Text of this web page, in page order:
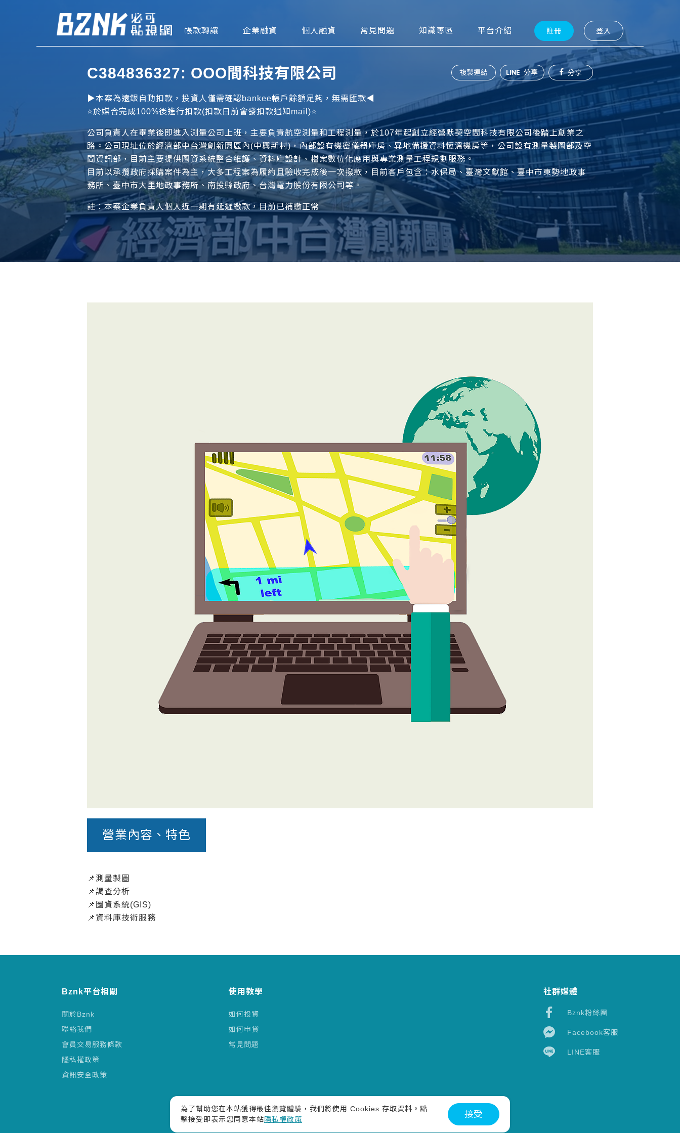
帳款轉讓 企業融資 個人融資 常見問題 知識專區 平台介紹 註冊 登入
C384836327: OOO間科技有限公司
▶️本案為遠銀自動扣款，投資人僅需確認bankee帳戶餘額足夠，無需匯款◀️
⭐️於媒合完成100%後進行扣款(扣款日前會發扣款通知mail)⭐️
公司負責人在畢業後即進入測量公司上班，主要負責航空測量和工程測量，於107年起創立經營默契空間科技有限公司後踏上創業之
路。公司現址位於經濟部中台灣創新園區內(中興新村)，內部設有機密儀器庫房、異地備援資料恆溫機房等，公司設有測量製圖部及空
間資訊部，目前主要提供圖資系統整合維護、資料庫設計、檔案數位化應用與專業測量工程規劃服務。
目前以承攬政府採購案件為主，大多工程案為履約且驗收完成後一次撥款，目前客戶包含：水保局、臺灣文獻館、臺中市東勢地政事
務所、臺中市大里地政事務所、南投縣政府、台灣電力股份有限公司等。
註：本案企業負責人個人近一期有延遲繳款，目前已補繳正常
複製連結 分享 分享
營業內容、特色
📌測量製圖
📌調查分析
📌圖資系統(GIS)
📌資料庫技術服務
Bznk平台相關
關於Bznk
聯絡我們
會員交易服務條款
隱私權政策
資訊安全政策
使用教學
如何投資
如何申貸
常見問題
社群媒體
Bznk粉絲團
Facebook客服
LINE客服
2026 Bznk.com 平台智慧財產權受中華民國專利保護，請勿侵害
為了幫助您在本站獲得最佳瀏覽體驗，我們將使用 Cookies 存取資料。點
擊接受即表示您同意本站隱私權政策 接受